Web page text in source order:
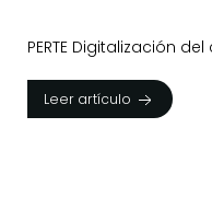
PERTE Digitalización
Leer artículo